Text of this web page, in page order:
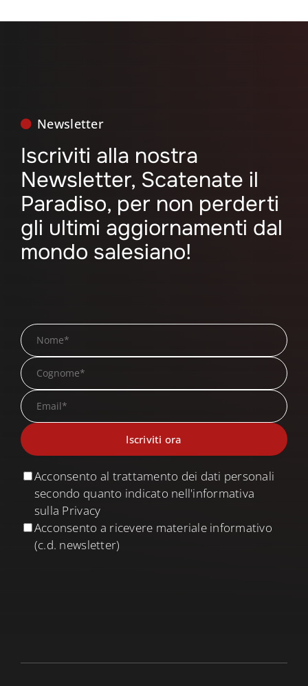
Newsletter
Iscriviti alla nostra
Newsletter, Scatenate il
Paradiso, per non perderti
gli ultimi aggiornamenti dal
mondo salesiano!
Acconsento al trattamento dei dati personali
secondo quanto indicato nell'informativa
sulla Privacy
Acconsento a ricevere materiale informativo
(c.d. newsletter)